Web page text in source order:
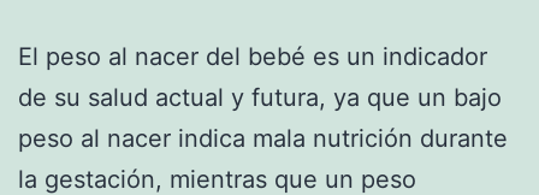
El peso al nacer del bebé es un indicador
de su salud actual y futura, ya que un bajo
peso al nacer indica mala nutrición durante
la gestación, mientras que un peso